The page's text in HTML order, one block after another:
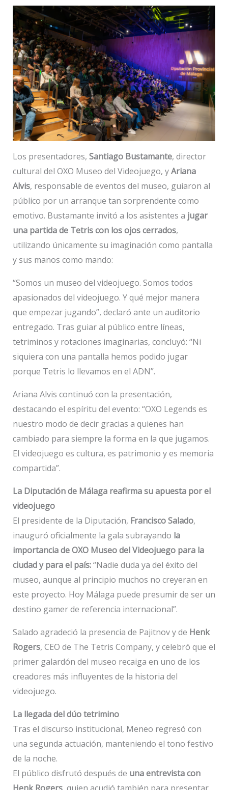
Los presentadores, Santiago Bustamante, director
cultural del OXO Museo del Videojuego, yAriana
Alvis, responsable de eventos del museo, guiaron al
público por un arranque tan sorprendente como
emotivo. Bustamante invitó a los asistentes a jugar
una partida de Tetris con los ojos cerrados,
utilizando únicamente su imaginación como pantalla
y sus manos como mando:
“Somos un museo del videojuego. Somos todos
apasionados del videojuego. Y qué mejor manera
que empezar jugando”, declaró ante un auditorio
entregado. Tras guiar al público entre líneas,
tetriminos y rotaciones imaginarias, concluyó: “Ni
siquiera con una pantalla hemos podido jugar
porque Tetris lo llevamos en el ADN”.
Ariana Alvis continuó con la presentación,
destacando el espíritu del evento: “OXO Legends es
nuestro modo de decir gracias a quienes han
cambiado para siempre la forma en la que jugamos.
El videojuego es cultura, es patrimonio y es memoria
compartida”.
La Diputación de Málaga reafirma su apuesta por el
videojuego
El presidente de la Diputación, Francisco Salado,
inauguró oficialmente la gala subrayando la
importancia de OXO Museo del Videojuego para la
ciudad y para el país:“Nadie duda ya del éxito del
museo, aunque al principio muchos no creyeran en
este proyecto. Hoy Málaga puede presumir de ser un
destino gamer de referencia internacional”.
Salado agradeció la presencia de Pajitnov y de Henk
Rogers, CEO de The Tetris Company, y celebró que el
primer galardón del museo recaiga en uno de los
creadores más influyentes de la historia del
videojuego.
La llegada del dúo tetrimino
Tras el discurso institucional, Meneo regresó con
una segunda actuación, manteniendo el tono festivo
de la noche.
El público disfrutó después de una entrevista con
Henk Rogers, quien acudió también para presentar